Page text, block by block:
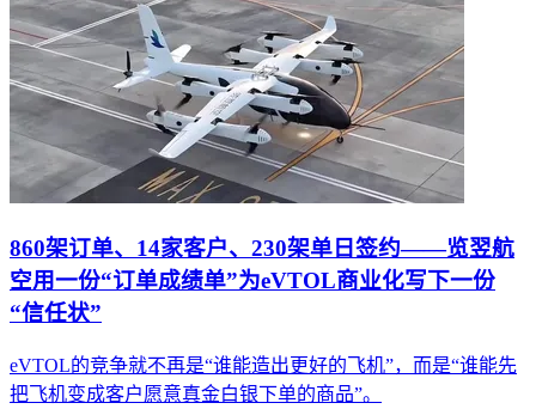
860架订单、14家客户、230架单日签约——览翌航
空用一份“订单成绩单”为eVTOL商业化写下一份
“信任状”
eVTOL的竞争就不再是“谁能造出更好的飞机”，而是“谁能先
把飞机变成客户愿意真金白银下单的商品”。